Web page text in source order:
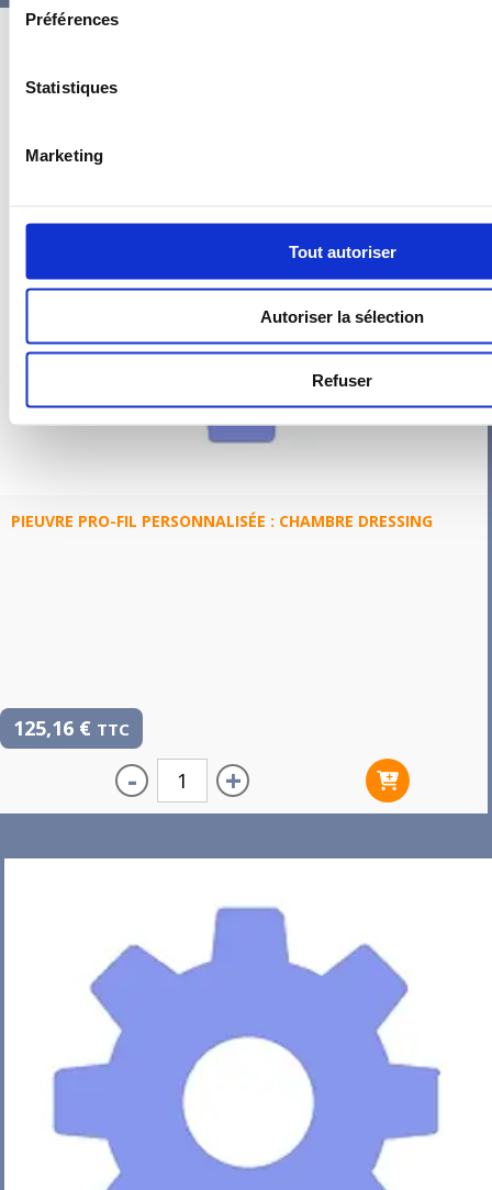
Préférences
Statistiques
Marketing
Tout autoriser
Autoriser la sélection
Refuser
PIEUVRE PRO-FIL PERSONNALISÉE : CHAMBRE DRESSING
125,16 € TTC
- +